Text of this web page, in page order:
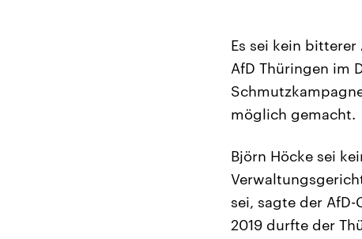
Es sei kein
AfD Thüringen im
möglich gemacht.
Björn Höcke sei
sei, sagte der
2019 durfte der